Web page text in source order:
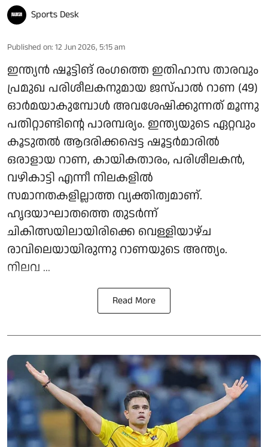
Sports Desk
Published on: 12 Jun 2026, 5:15 am
ഇന്ത്യന്‍ ഷൂട്ടിങ് രംഗത്തെ ഇതിഹാസ താരവും
പ്രമുഖ പരിശീലകനുമായ ജസ്പാല്‍ റാണ (49)
ഓർമയാകുമ്പോൾ അവശേഷിക്കുന്നത് മൂന്നു
പതിറ്റാണ്ടിന്റെ പാരമ്പര്യം. ഇന്ത്യയുടെ ഏറ്റവും
കൂടുതല്‍ ആദരിക്കപ്പെട്ട ഷൂട്ടര്‍മാരില്‍
ഒരാളായ റാണ, കായികതാരം, പരിശീലകന്‍,
വഴികാട്ടി എന്നീ നിലകളില്‍
സമാനതകളില്ലാത്ത വ്യക്തിത്വമാണ്.
ഹൃദയാഘാതത്തെ തുടര്‍ന്ന്
ചികിത്സയിലായിരിക്കെ വെള്ളിയാഴ്ച
രാവിലെയായിരുന്നു റാണയുടെ അന്ത്യം.
നിലവ ...
Read More